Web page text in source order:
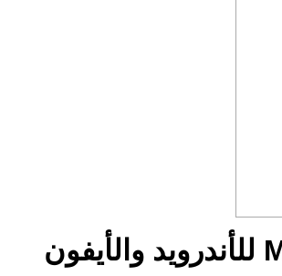
تحميل مايكروسوفت تيمز Microsoft Teams للأندرويد والأيفون